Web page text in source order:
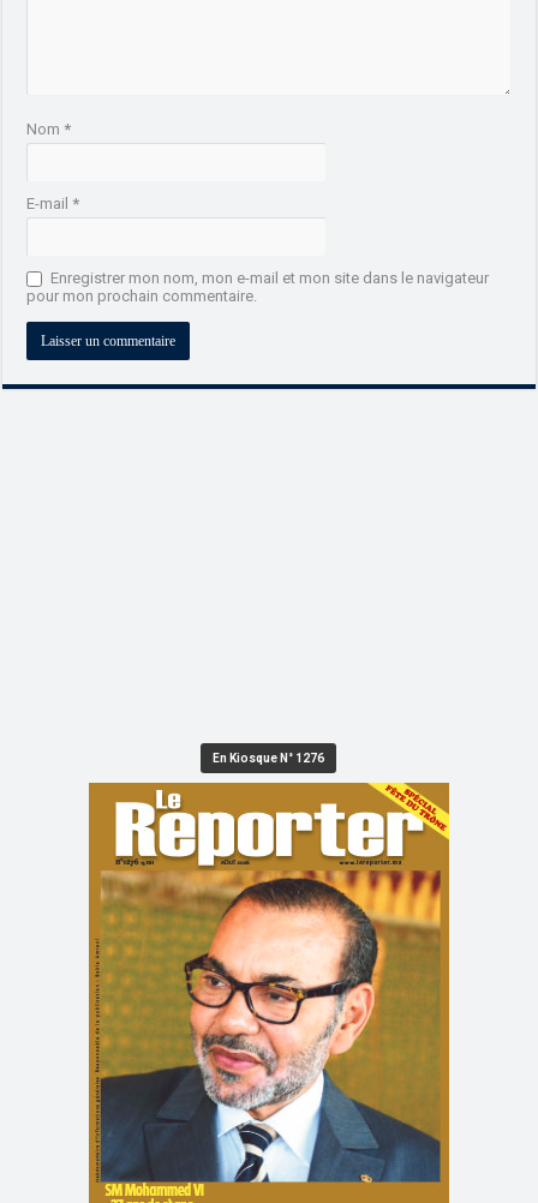
Nom*
E-mail*
Enregistrer mon nom, mon e-mail et mon site dans le navigateur
pour mon prochain commentaire.
En Kiosque N° 1276